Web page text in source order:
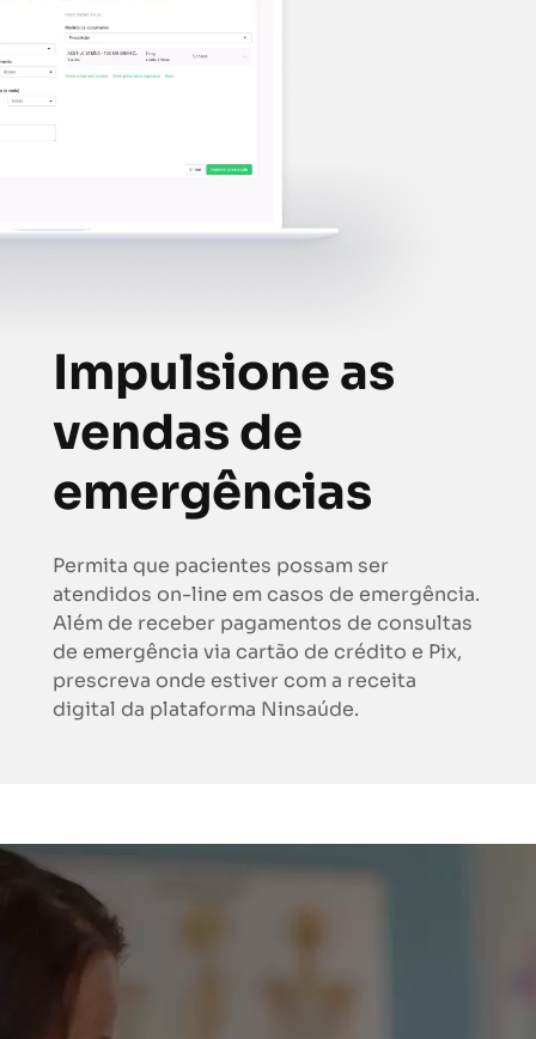
Impulsione as
vendas de
emergências
Permita que pacientes possam ser
atendidos on-line em casos de emergência.
Além de receber pagamentos de consultas
de emergência via cartão de crédito e Pix,
prescreva onde estiver com a receita
digital da plataforma Ninsaúde.